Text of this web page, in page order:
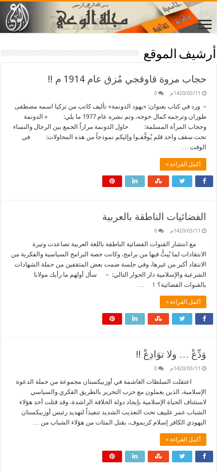
أرشيف الموقع
حجاب مروة قاوقجي مُزق عام 1914 م !!
1420/03/11م 0
– ورد في كتاب بعنوان: «يهود الدونمة» تأليف كاتب من تركيا اسمه مصطفى
طوران وترجمه كمال خوجه، وتم نشره عام 1977 ما يلي: « الدونمة
وحجاب المرأة المسلمة: حاول الدونمة مراراً الجمع بين الرجال والنساء
تحت سقف واحد قلم يُوفَّقـوا وإليكم نموذجاً من هذه المحاولات: في
الوقت …
أكمل القراءة »
الفضائيات الناطقة بالعربية
1420/03/11م 0
مع انتشار القنوات الفضائية الناطقة باللغة العربية تصاعدت وتيرة
الانتقادات لما يُبثُّ فيها من برامج، وكانت حصة البرامج السياسية والفكرية من
الانتقاد أكبر من غيرها، وفي جلسة ضمت بعض المثقفين من حملة الشهادات
الشرعية والإسلامية دار الحوار التالي: – سأل أولهم ما رأيك مولانا
بالقنوات الفضائية؟ ! …
أكمل القراءة »
وَدِّعْ … ولا توَادِعْ !!
1420/03/11م 0
اعتقلت السلطات الغاشمة في أوزبيكستان مجموعة من حملة الدعوة
الإسلامية، الذين يعملون مع حزب التحرير بالطريق الفكري والسياسي
لاستئناف الحياة الإسلامية بإيجاد دولة الخلافة الراشدة، وقد قتلت أحد هؤلاء
الشباب عمر علييف تحت التعذيب الشديد تنفيذاً لتهديد رئيس أوزبيكستان
اليهودي الكافر إسلام كريموف، بقتل المئات من هؤلاء الشباب من …
أكمل القراءة »